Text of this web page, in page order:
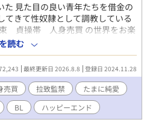
描写を含むため、18歳以上の読者
ズ」の第17作です。これまでの作
なお一層お楽しみいただけま
た 見た目の良い青年たちを借金の
てきて性奴隷として調教している
貞操帯 人身売買 の世界をお楽
をして頂けると励みになります ご
今後の作品への参考にさせて頂き
保と涼介。続 京の男 東京の男 アッ
BLストーリーです 新たに俺の彼
生熱烈アタック はじめましたよ
作BLスタートしました！✨<a
『俺の彼氏はイケオジ作家。』
読む
最終更新日 2026.8.8 登録日 2024.11.28
売買 拉致監禁
たまに純愛
BL ハッピーエンド